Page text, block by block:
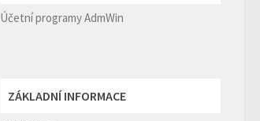
Účetní programy AdmWin
ZÁKLADNÍ INFORMACE